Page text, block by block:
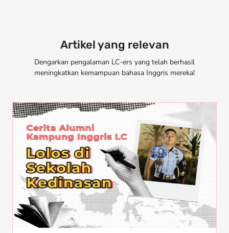
Artikel yang relevan
Dengarkan pengalaman LC-ers yang telah berhasil
meningkatkan kemampuan bahasa Inggris mereka!